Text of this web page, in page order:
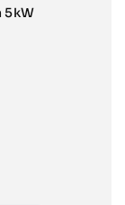
5kW